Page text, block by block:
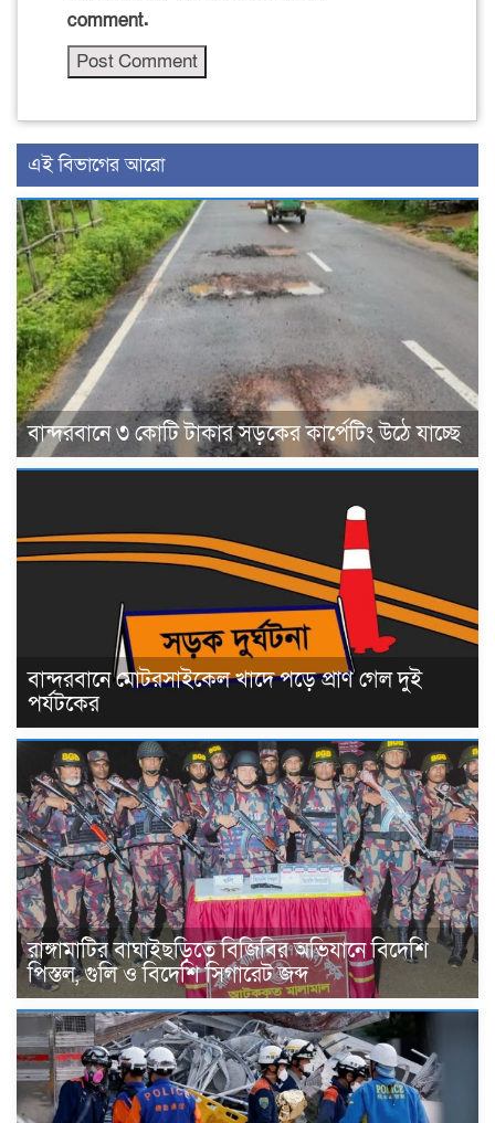
comment.
এই বিভাগের আরো
বান্দরবানে ৩ কোটি টাকার সড়কের কার্পেটিং উঠে যাচ্ছে
বান্দরবানে মোটরসাইকেল খাদে পড়ে প্রাণ গেল দুই
পর্যটকের
রাঙ্গামাটির বাঘাইছড়িতে বিজিবির অভিযানে বিদেশি
পিস্তল, গুলি ও বিদেশি সিগারেট জব্দ